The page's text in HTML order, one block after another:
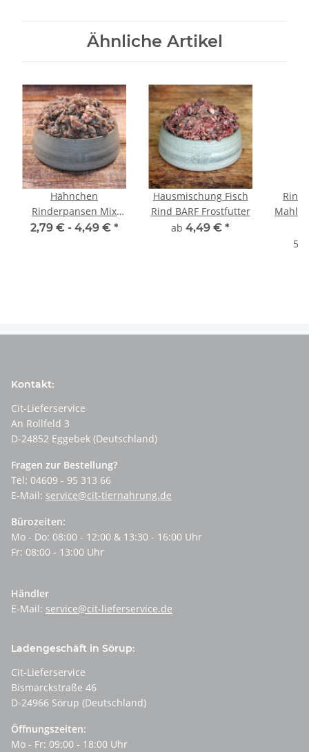
Ähnliche Artikel
Hähnchen
Rinderpansen Mix
BARF Frostfutter
2,79 € - 4,49 € *
Hausmischung Fisch
Rind BARF Frostfutter
ab 4,49 € *
Kontakt:
Cit-Lieferservice
An Rollfeld 3
D-24852 Eggebek (Deutschland)
Fragen zur Bestellung?
Tel: 04609 - 95 313 66
E-Mail: service@cit-tiernahrung.de
Bürozeiten:
Mo - Do: 08:00 - 12:00 & 13:30 - 16:00 Uhr
Fr: 08:00 - 13:00 Uhr
Händler
E-Mail: service@cit-lieferservice.de
Ladengeschäft in Sörup:
Cit-Lieferservice
Bismarckstraße 46
D-24966 Sörup (Deutschland)
Öffnungszeiten:
Mo - Fr: 09:00 - 18:00 Uhr